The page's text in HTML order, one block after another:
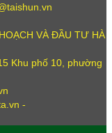
VÀ ĐẦU TƯ HÀ
Khu phố 10, phường
-